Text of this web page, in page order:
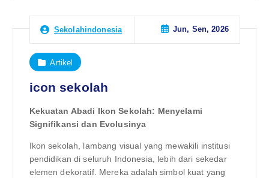
Sekolahindonesia Jun, Sen, 2026
Artikel
icon sekolah
Kekuatan Abadi Ikon Sekolah: Menyelami
Signifikansi dan Evolusinya
Ikon sekolah, lambang visual yang mewakili institusi
pendidikan di seluruh Indonesia, lebih dari sekedar
elemen dekoratif. Mereka adalah simbol kuat yang